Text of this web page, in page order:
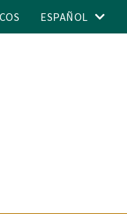
ESPAÑOL